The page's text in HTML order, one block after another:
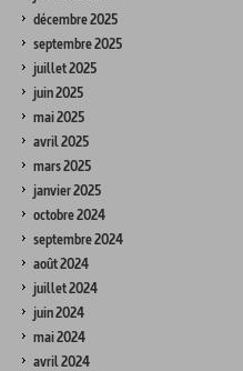
décembre 2025
septembre 2025
juillet 2025
juin 2025
mai 2025
avril 2025
mars 2025
janvier 2025
octobre 2024
septembre 2024
août 2024
juillet 2024
juin 2024
mai 2024
avril 2024